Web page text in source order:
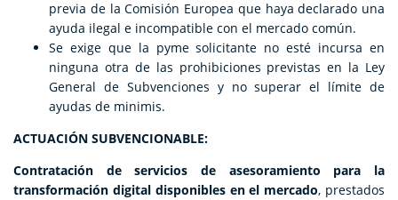
previa de la Comisión Europea que haya declarado una
ayuda ilegal e incompatible con el mercado común.
Se exige que la pyme solicitante no esté incursa en
ninguna otra de las prohibiciones previstas en la Ley
General de Subvenciones y no superar el límite de
ayudas de minimis.
ACTUACIÓN SUBVENCIONABLE:
Contratación de servicios de asesoramiento para la
transformación digital disponibles en el mercado, prestados